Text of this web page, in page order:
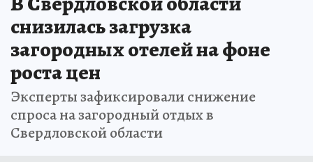
снизилась загрузка
загородных отелей на фоне
роста цен
Эксперты зафиксировали снижение
спроса на загородный отдых в
Свердловской области